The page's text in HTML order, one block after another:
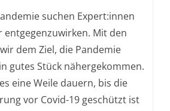
Schützen
Sie
Mitarbeiter:innen
und
Kund:innen
suchen Expert:innen
entgegenzuwirken. Mit den
dem Ziel, die Pandemie
gutes Stück nähergekommen.
eine Weile dauern, bis die
vor Covid-19 geschützt ist